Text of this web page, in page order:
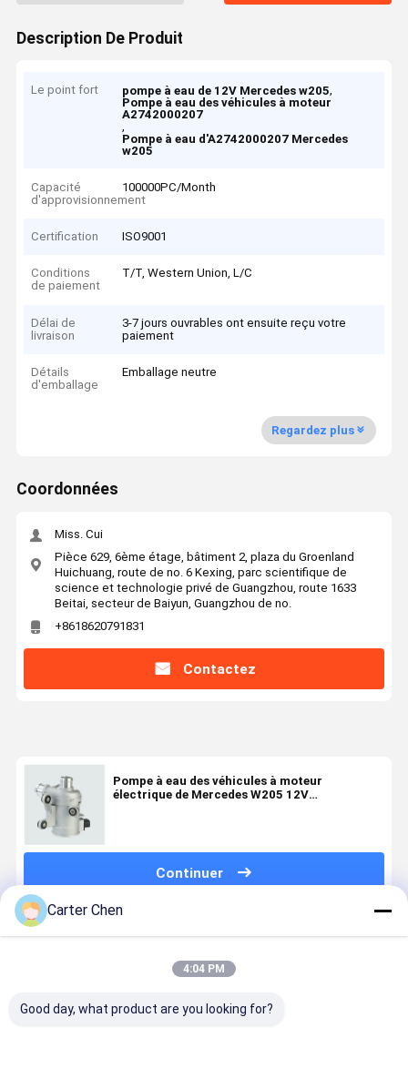
Description De Produit
Le point fort pompe à eau de 12V Mercedes w205,
Pompe à eau des véhicules à moteur
A2742000207
,
Pompe à eau d'A2742000207 Mercedes
w205
Capacité
d'approvisionnement
100000PC/Month
Certification ISO9001
Conditions
de paiement
T/T, Western Union, L/C
Délai de
livraison
3-7 jours ouvrables ont ensuite reçu votre
paiement
Détails
d'emballage
Emballage neutre
Regardez plus
Coordonnées
Miss. Cui
Pièce 629, 6ème étage, bâtiment 2, plaza du Groenland
Huichuang, route de no. 6 Kexing, parc scientifique de
science et technologie privé de Guangzhou, route 1633
Beitai, secteur de Baiyun, Guangzhou de no.
+8618620791831
Contactez
Pompe à eau des véhicules à moteur
électrique de Mercedes W205 12V
Continuer
Produits Recommandés
Carter Chen
4:04 PM
Good day, what product are you looking for?